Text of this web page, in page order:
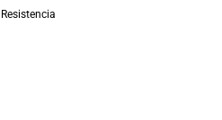
Resistencia